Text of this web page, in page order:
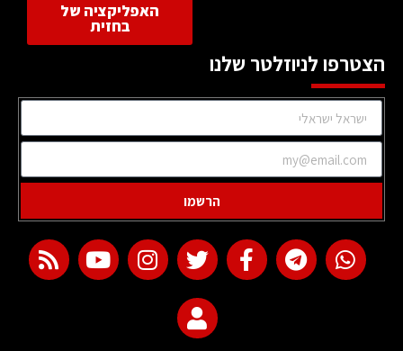
האפליקציה של
בחזית
הצטרפו לניוזלטר שלנו
הרשמו